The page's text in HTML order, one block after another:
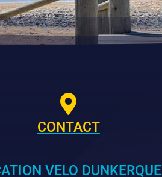

CONTACT
VELO DUNKERQUE